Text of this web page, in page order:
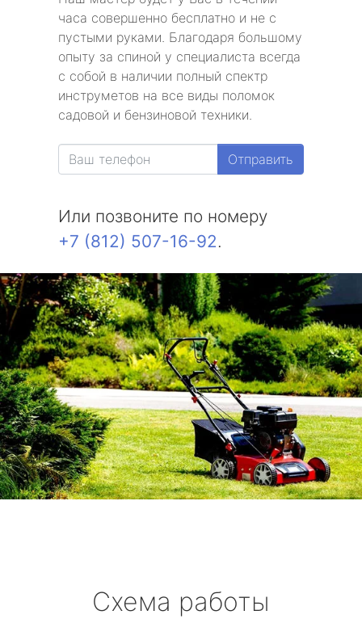
часа совершенно бесплатно и не с
пустыми руками. Благодаря большому
опыту за спиной у специалиста всегда
с собой в наличии полный спектр
инструметов на все виды поломок
садовой и бензиновой техники.
Отправить
Или позвоните по номеру
+7 (812) 507-16-92.
Схема работы